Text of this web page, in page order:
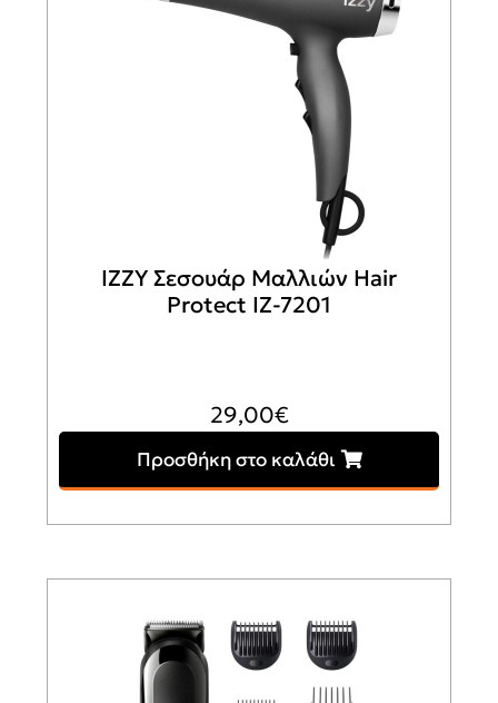
IZZY Σεσουάρ Μαλλιών Hair
Protect IZ-7201
29,00€
Προσθήκη στο καλάθι